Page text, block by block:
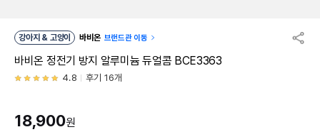
강아지 & 고양이 바비온 브랜드관 이동
바비온 정전기 방지 알루미늄 듀얼콤 BCE3363
4.8 후기 16개
18,900원